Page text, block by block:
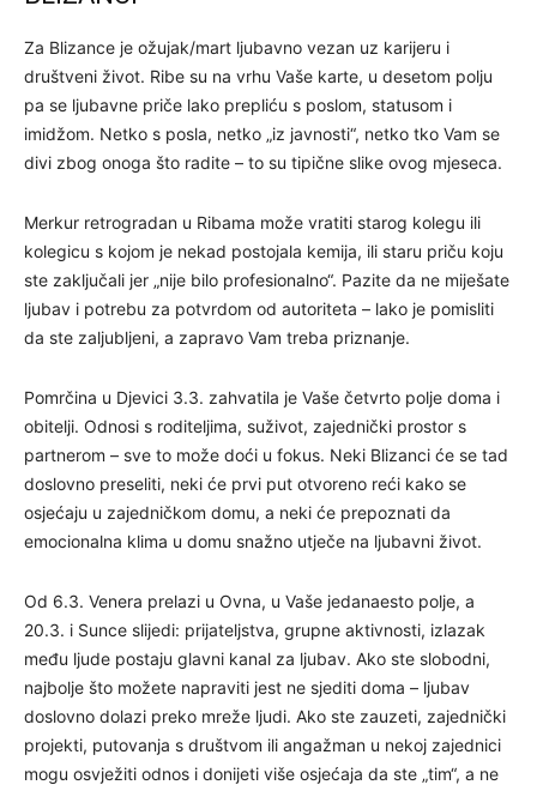
Za Blizance je ožujak/mart ljubavno vezan uz karijeru i
društveni život. Ribe su na vrhu Vaše karte, u desetom polju
pa se ljubavne priče lako prepliću s poslom, statusom i
imidžom. Netko s posla, netko „iz javnosti“, netko tko Vam se
divi zbog onoga što radite – to su tipične slike ovog mjeseca.
Merkur retrogradan u Ribama može vratiti starog kolegu ili
kolegicu s kojom je nekad postojala kemija, ili staru priču koju
ste zaključali jer „nije bilo profesionalno“. Pazite da ne miješate
ljubav i potrebu za potvrdom od autoriteta – lako je pomisliti
da ste zaljubljeni, a zapravo Vam treba priznanje.
Pomrčina u Djevici 3.3. zahvatila je Vaše četvrto polje doma i
obitelji. Odnosi s roditeljima, suživot, zajednički prostor s
partnerom – sve to može doći u fokus. Neki Blizanci će se tad
doslovno preseliti, neki će prvi put otvoreno reći kako se
osjećaju u zajedničkom domu, a neki će prepoznati da
emocionalna klima u domu snažno utječe na ljubavni život.
Od 6.3. Venera prelazi u Ovna, u Vaše jedanaesto polje, a
20.3. i Sunce slijedi: prijateljstva, grupne aktivnosti, izlazak
među ljude postaju glavni kanal za ljubav. Ako ste slobodni,
najbolje što možete napraviti jest ne sjediti doma – ljubav
doslovno dolazi preko mreže ljudi. Ako ste zauzeti, zajednički
projekti, putovanja s društvom ili angažman u nekoj zajednici
mogu osvježiti odnos i donijeti više osjećaja da ste „tim“, a ne